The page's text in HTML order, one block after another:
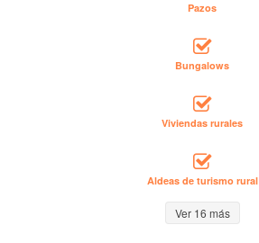
Pazos
Bungalows
Viviendas rurales
Aldeas de turismo rural
Ver 16 más